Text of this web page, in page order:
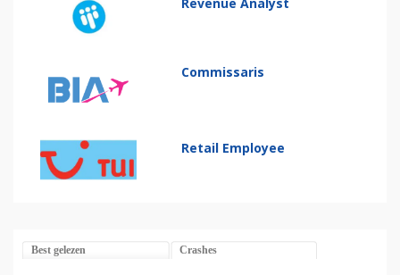
Revenue Analyst
Commissaris
Retail Employee
Best gelezen Crashes